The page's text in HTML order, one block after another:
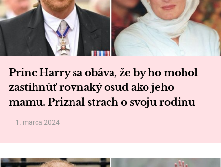
Princ Harry sa obáva, že by ho mohol
zastihnúť rovnaký osud ako jeho
mamu. Priznal strach o svoju rodinu
1. marca 2024